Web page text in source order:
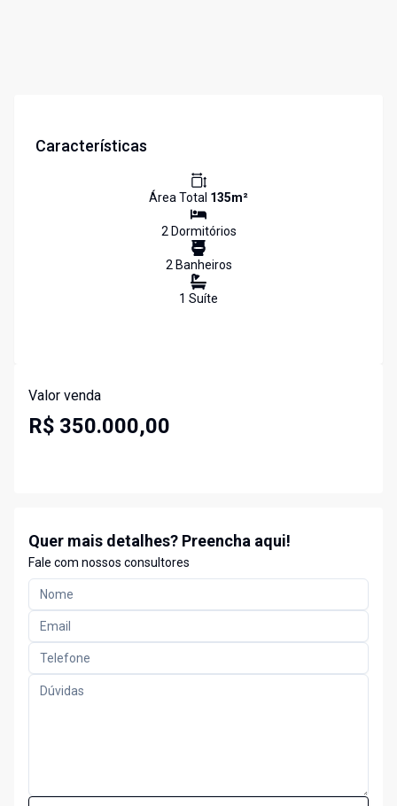
Características
Área Total 135m²
2Dormitórios
2Banheiros
1 Suíte
Valor venda
R$ 350.000,00
Quer mais detalhes? Preencha aqui!
Fale com nossos consultores